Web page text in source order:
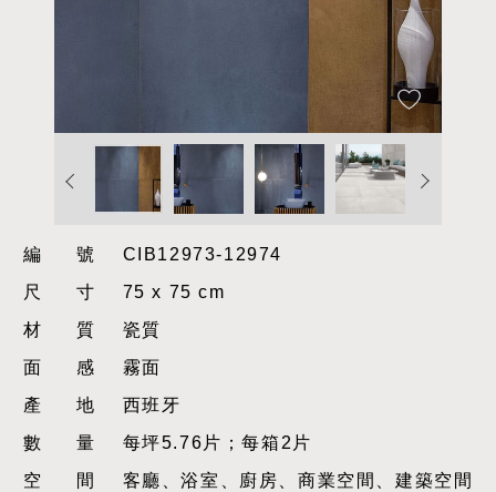
編號CIB12973-12974
尺寸75 x 75 cm
材質瓷質
面感霧面
產地西班牙
數量每坪5.76片；每箱2片
空間客廳、浴室、廚房、商業空間、建築空間